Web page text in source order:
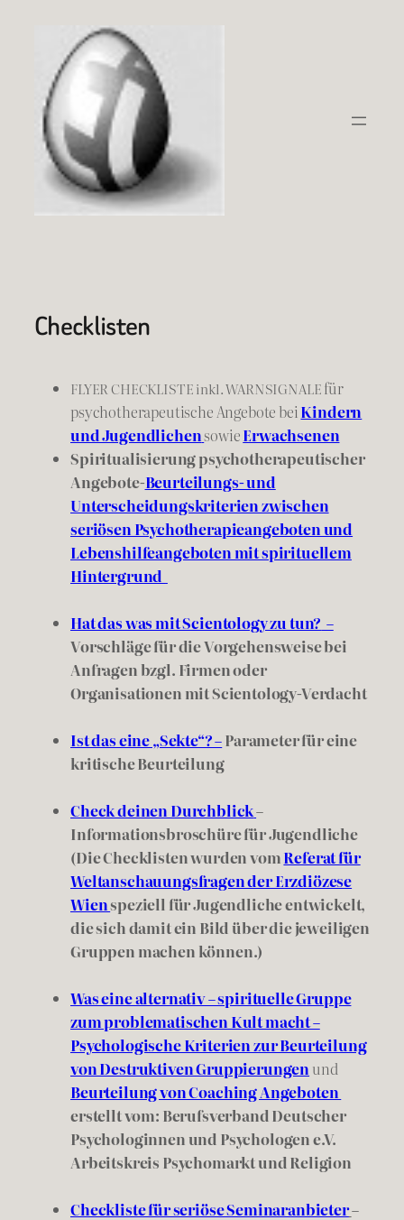
springen
Checklisten
FLYER CHECKLISTE inkl. WARNSIGNALEfür
psychotherapeutische Angebote beiKindern
und JugendlichensowieErwachsenen
Spiritualisierung psychothera­peutischer
Angebote-Beurteilungs- und
Unterscheidungskriterien zwischen
seriösen Psychotherapieangeboten und
Lebenshilfeangeboten mit spirituellem
Hintergrund
Hat das was mit Scientology zu tun? –
Vorschläge für die Vorgehensweise bei
Anfragen bzgl. Firmen oder
Organisationen mit Scientology-Verdacht
Ist das eine „Sekte“? –Parameter für eine
kritische Beurteilung
Check deinen Durchblick–
Informationsbroschüre für Jugendliche
(Die Checklisten wurden vomReferat für
Weltanschauungsfragen der Erzdiözese
Wienspeziell für Jugendliche entwickelt,
die sich damit ein Bild über die jeweiligen
Gruppen machen können.)
Was eine alternativ – spirituelle Gruppe
zum problematischen Kult macht –
Psychologische Kriterien zur Beurteilung
von Destruktiven Gruppierungen und
Beurteilung von Coaching Angeboten
erstellt vom: Berufsverband Deutscher
Psychologinnen und Psychologen e.V.
Arbeitskreis Psychomarkt und Religion
Checkliste für seriöse Seminaranbieter–